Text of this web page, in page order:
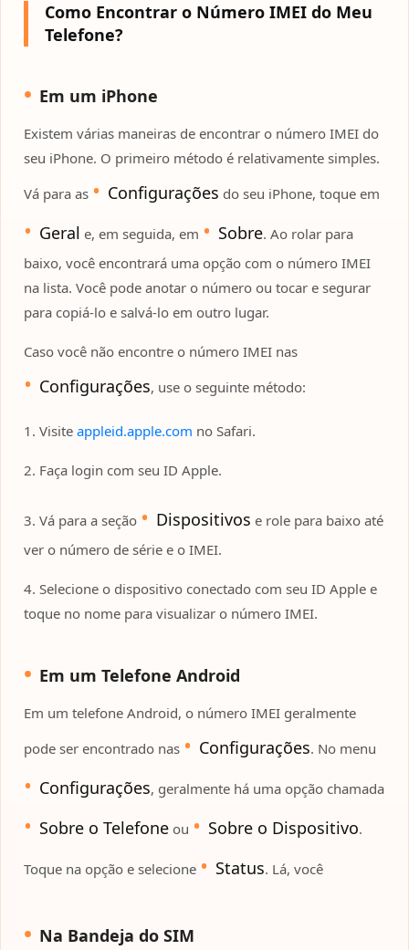
Como Encontrar o Número IMEI do Meu
Telefone?
Em um iPhone
Existem várias maneiras de encontrar o número IMEI do
seu iPhone. O primeiro método é relativamente simples.
Vá para as
Configurações do seu iPhone, toque em
Geral e, em seguida, em Sobre. Ao rolar para
baixo, você encontrará uma opção com o número IMEI
na lista. Você pode anotar o número ou tocar e segurar
para copiá-lo e salvá-lo em outro lugar.
Caso você não encontre o número IMEI nas
Configurações, use o seguinte método:
1. Visite appleid.apple.com no Safari.
2. Faça login com seu ID Apple.
3. Vá para a seção Dispositivos e role para baixo até
ver o número de série e o IMEI.
4. Selecione o dispositivo conectado com seu ID Apple e
toque no nome para visualizar o número IMEI.
Em um Telefone Android
Em um telefone Android, o número IMEI geralmente
pode ser encontrado nas
Configurações. No menu
Configurações, geralmente há uma opção chamada
Sobre o Telefone ou Sobre o Dispositivo.
Toque na opção e selecione Status. Lá, você
Na Bandeja do SIM